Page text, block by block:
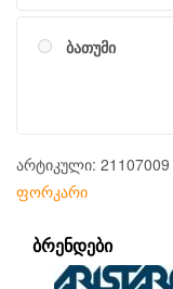
ბათუმი
არტიკული: 21107009
ფორკარი
ᲑᲠᲔᲜᲓᲔᲑᲘ